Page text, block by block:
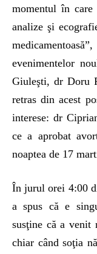
momentul în care
analize şi
evenimentelor
Giuleşti, dr Doru
retras din acest
interese: dr
ce a aprobat
noaptea de 17
În jurul orei 4:00
a spus că e
susţine că a venit
chiar când soţia